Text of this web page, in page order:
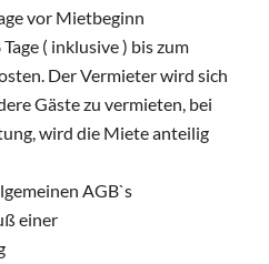
vor Mietbeginn
( inklusive ) bis zum
Der Vermieter wird sich
Gäste zu vermieten, bei
wird die Miete anteilig
AGB`s
einer